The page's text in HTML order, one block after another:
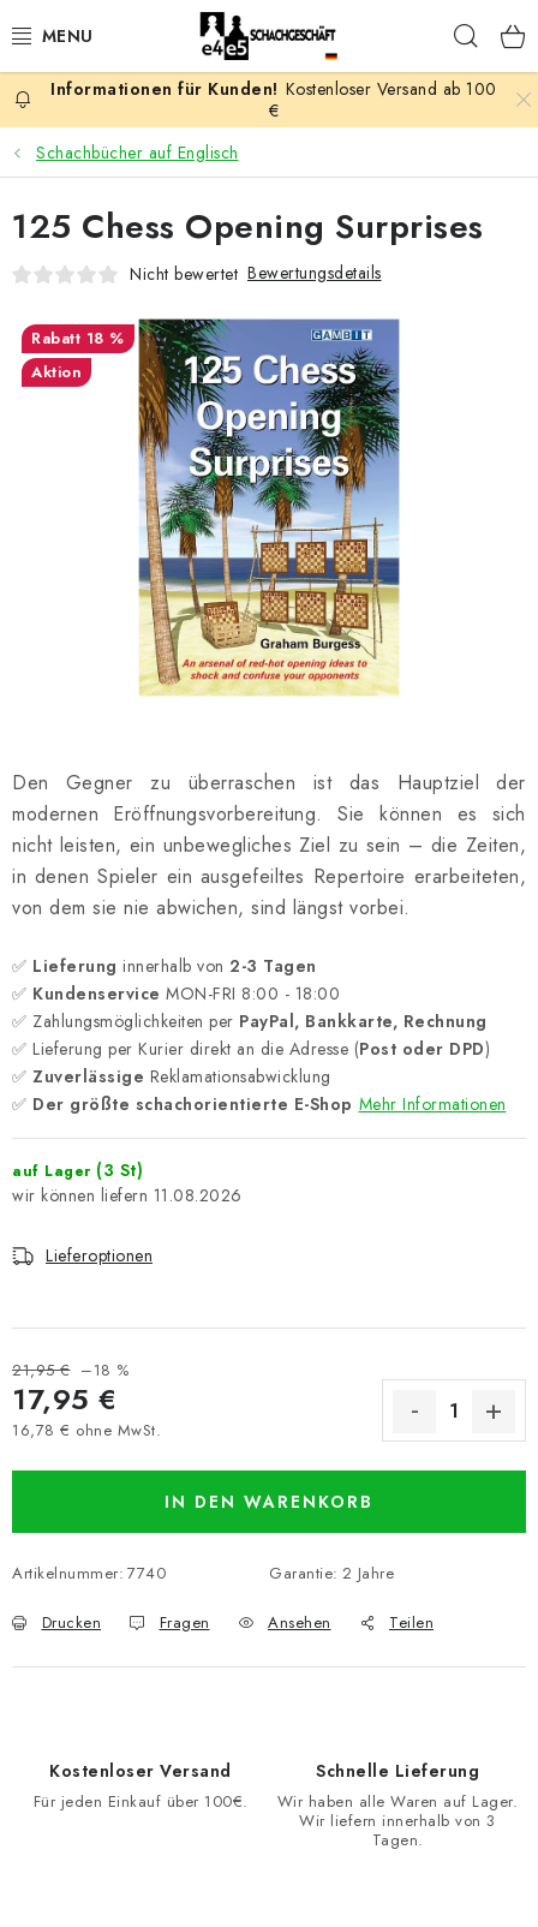
Inhalt
AKTION
SCHACHSPIELE
SCHACHFIGUREN
SCHACHBRETTER
SCHACHUHREN
SCHACHBÜCHER
SCHACH-ANTIQUITÄTENLADEN
SCHACH ONLINE
SCHACH-MERCH
SCHACH GESCHENKE
KONTAKT
Kontakt FAQ Über uns
Schachblog
Geschäftsbedingungen
Kostenloser Versand ab 100
€
Schachbücher auf Englisch
Den Gegner zu überraschen ist das Hauptziel der
modernen Eröffnungsvorbereitung. Sie können es sich
nicht leisten, ein unbewegliches Ziel zu sein – die Zeiten,
in denen Spieler ein ausgefeiltes Repertoire erarbeiteten,
von dem sie nie abwichen, sind längst vorbei.
✅ Lieferung innerhalb von 2-3 Tagen
✅ Kundenservice MON-FRI 8:00 - 18:00
✅ Zahlungsmöglichkeiten per PayPal, Bankkarte, Rechnung
✅ Lieferung per Kurier direkt an die Adresse (Post oder DPD)
✅ Zuverlässige Reklamationsabwicklung
✅ Der größte schachorientierte E-Shop Mehr Informationen
auf Lager (3 St)
11.08.2026
Lieferoptionen
21,95 € –18 %
17,95 €
16,78 € ohne MwSt.
IN DEN WARENKORB
Artikelnummer: 7740 Garantie: 2 Jahre
Drucken Fragen Ansehen Teilen
125 Chess Opening Surprises
Nicht bewertet Bewertungsdetails
18 %
Aktion
Kostenloser Versand
Für jeden Einkauf über 100€.
Schnelle Lieferung
Wir haben alle Waren auf Lager.
Wir liefern innerhalb von 3
Tagen.